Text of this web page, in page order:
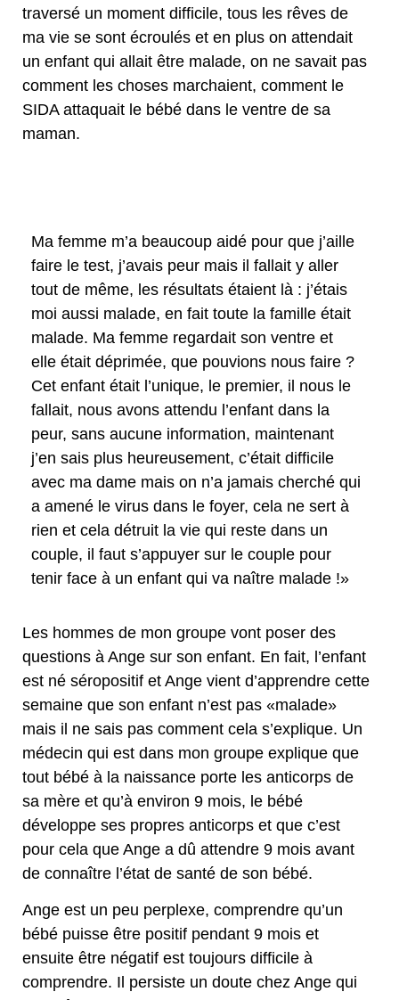
traversé un moment difficile, tous les rêves de
ma vie se sont écroulés et en plus on attendait
un enfant qui allait être malade, on ne savait pas
comment les choses marchaient, comment le
SIDA attaquait le bébé dans le ventre de sa
maman.
Ma femme m’a beaucoup aidé pour que j’aille
faire le test, j’avais peur mais il fallait y aller
tout de même, les résultats étaient là : j’étais
moi aussi malade, en fait toute la famille était
malade. Ma femme regardait son ventre et
elle était déprimée, que pouvions nous faire ?
Cet enfant était l’unique, le premier, il nous le
fallait, nous avons attendu l’enfant dans la
peur, sans aucune information, maintenant
j’en sais plus heureusement, c’était difficile
avec ma dame mais on n’a jamais cherché qui
a amené le virus dans le foyer, cela ne sert à
rien et cela détruit la vie qui reste dans un
couple, il faut s’appuyer sur le couple pour
tenir face à un enfant qui va naître malade !»
Les hommes de mon groupe vont poser des
questions à Ange sur son enfant. En fait, l’enfant
est né séropositif et Ange vient d’apprendre cette
semaine que son enfant n’est pas «malade»
mais il ne sais pas comment cela s’explique. Un
médecin qui est dans mon groupe explique que
tout bébé à la naissance porte les anticorps de
sa mère et qu’à environ 9 mois, le bébé
développe ses propres anticorps et que c’est
pour cela que Ange a dû attendre 9 mois avant
de connaître l’état de santé de son bébé.
Ange est un peu perplexe, comprendre qu’un
bébé puisse être positif pendant 9 mois et
ensuite être négatif est toujours difficile à
comprendre. Il persiste un doute chez Ange qui